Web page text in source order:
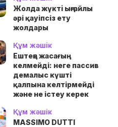
Жолда жүктi ыңғайлы
әрі қауіпсіз ету
жолдары
Құм жәшік
Ештеңе жасағың
келмейді: неге пассив
демалыс күшті
қалпына келтірмейді
және не істеу керек
Құм жәшік
MASSIMO DUTTI